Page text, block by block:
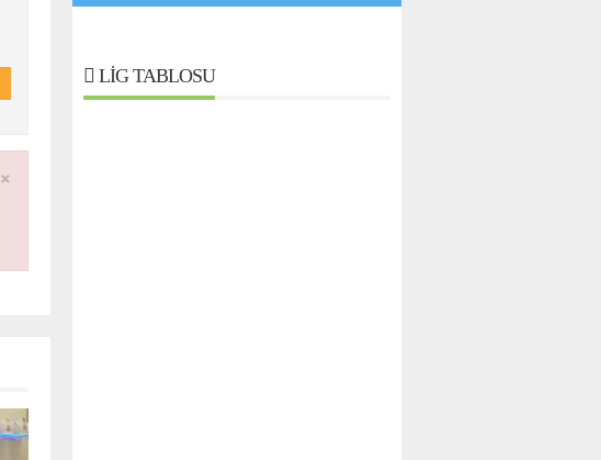
×
LIG TABLOSU